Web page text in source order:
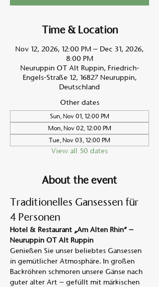
Time & Location
Nov 12, 2026, 12:00 PM – Dec 31, 2026,
8:00 PM
Neuruppin OT Alt Ruppin, Friedrich-
Engels-Straße 12, 16827 Neuruppin,
Deutschland
Other dates
Sun, Nov 01, 12:00 PM
Mon, Nov 02, 12:00 PM
Tue, Nov 03, 12:00 PM
View all 50 dates
About the event
Traditionelles Gansessen für
4 Personen
Hotel & Restaurant „Am Alten Rhin“ –
Neuruppin OT Alt Ruppin
Genießen Sie unser beliebtes Gansessen
in gemütlicher Atmosphäre. In großen
Backröhren schmoren unsere Gänse nach
guter alter Art – gefüllt mit märkischen